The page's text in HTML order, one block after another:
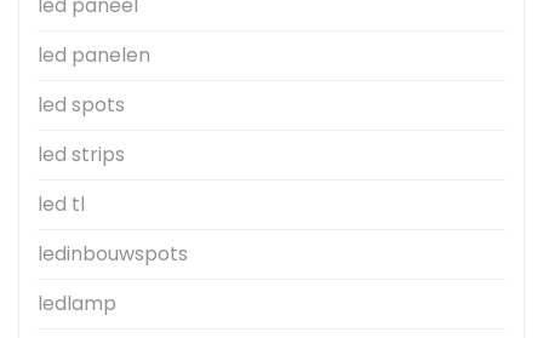
led paneel
led panelen
led spots
led strips
led tl
ledinbouwspots
ledlamp